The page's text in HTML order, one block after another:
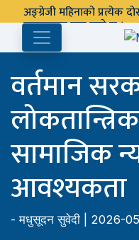
वर्तमान
सामाजिक
आवश्यकता
-मधुसूदन सुवेदी | 2026-